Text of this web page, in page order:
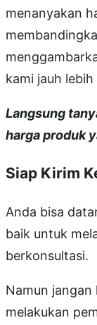
menanyakan
kami jauh lebih
Langsung
harga produk
Siap Kirim
Anda bisa
baik untuk
berkonsultasi.
Namun
melakukan